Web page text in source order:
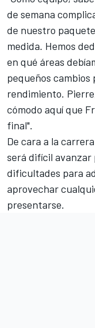
de semana
de nuestro
medida. Hemos
en qué áreas
pequeños
rendimiento.
cómodo aquí que
final".
De cara a la
será difícil avanzar
dificultades para
aprovechar
presentarse.